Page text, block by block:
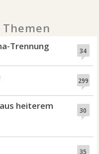
34
Trennung
299
30
heiterem
35